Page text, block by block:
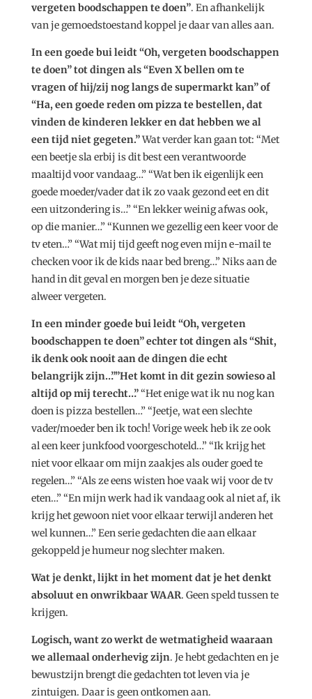
vergeten boodschappen te doen”. En afhankelijk
van je gemoedstoestand koppel je daar van alles aan.
In een goede bui leidt “Oh, vergeten boodschappen
te doen” tot dingen als “Even X bellen om te
vragen of hij/zij nog langs de supermarkt kan” of
“Ha, een goede reden om pizza te bestellen, dat
vinden de kinderen lekker en dat hebben we al
een tijd niet gegeten.”Wat verder kan gaan tot: “Met
een beetje sla erbij is dit best een verantwoorde
maaltijd voor vandaag…” “Wat ben ik eigenlijk een
goede moeder/vader dat ik zo vaak gezond eet en dit
een uitzondering is…” “En lekker weinig afwas ook,
op die manier…” “Kunnen we gezellig een keer voor de
tv eten…” “Wat mij tijd geeft nog even mijn e-mail te
checken voor ik de kids naar bed breng…” Niks aan de
hand in dit geval en morgen ben je deze situatie
alweer vergeten.
In een minder goede bui leidt “Oh, vergeten
boodschappen te doen” echter tot dingen als “Shit,
ik denk ook nooit aan de dingen die echt
belangrijk zijn…””Het komt in dit gezin sowieso al
altijd op mij terecht…”“Het enige wat ik nu nog kan
doen is pizza bestellen…” “Jeetje, wat een slechte
vader/moeder ben ik toch! Vorige week heb ik ze ook
al een keer junkfood voorgeschoteld…” “Ik krijg het
niet voor elkaar om mijn zaakjes als ouder goed te
regelen…” “Als ze eens wisten hoe vaak wij voor de tv
eten…” “En mijn werk had ik vandaag ook al niet af, ik
krijg het gewoon niet voor elkaar terwijl anderen het
wel kunnen…” Een serie gedachten die aan elkaar
gekoppeld je humeur nog slechter maken.
Wat je denkt, lijkt in het moment dat je het denkt
absoluut en onwrikbaar WAAR. Geen speld tussen te
krijgen.
Logisch, want zo werkt de wetmatigheid waaraan
we allemaal onderhevig zijn. Je hebt gedachten en je
bewustzijn brengt die gedachten tot leven via je
zintuigen. Daar is geen ontkomen aan.